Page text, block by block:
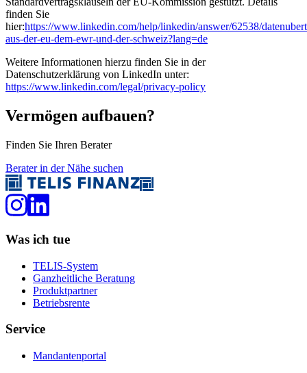
finden Sie
hier:https://www.linkedin.com/help/linkedin/answer/62538/
aus-der-eu-dem-ewr-und-der-schweiz?lang=de
Weitere Informationen hierzu finden Sie in der
Datenschutzerklärung von LinkedIn unter:
https://www.linkedin.com/legal/privacy-policy
Vermögen aufbauen?
Finden Sie Ihren Berater
Berater in der Nähe suchen
Was ich tue
TELIS-System
Ganzheitliche Beratung
Produktpartner
Betriebsrente
Service
Mandantenportal